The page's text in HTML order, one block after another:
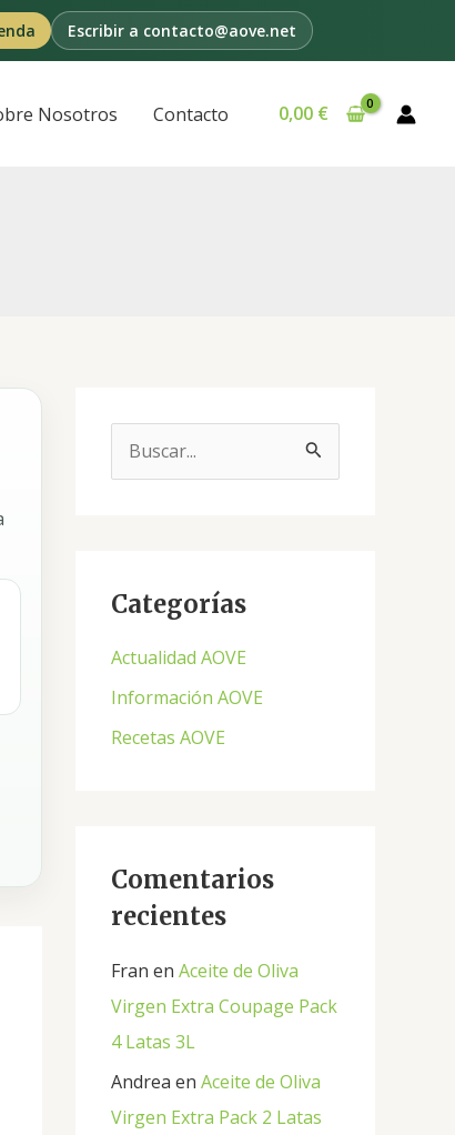
Escribir a contacto@aove.net
Nosotros Contacto 0,00 €
a
p
o
r
Categorías
Actualidad AOVE
Información AOVE
Recetas AOVE
Comentarios
recientes
Fran en Aceite de Oliva
Virgen Extra Coupage Pack
4 Latas 3L
Andrea en Aceite de Oliva
Virgen Extra Pack 2 Latas